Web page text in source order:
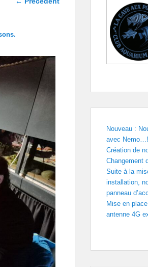
Nouveau :
avec Nemo…!
Création de
Changement
Suite à la
installation,
panneau
Mise en
antenne 4G